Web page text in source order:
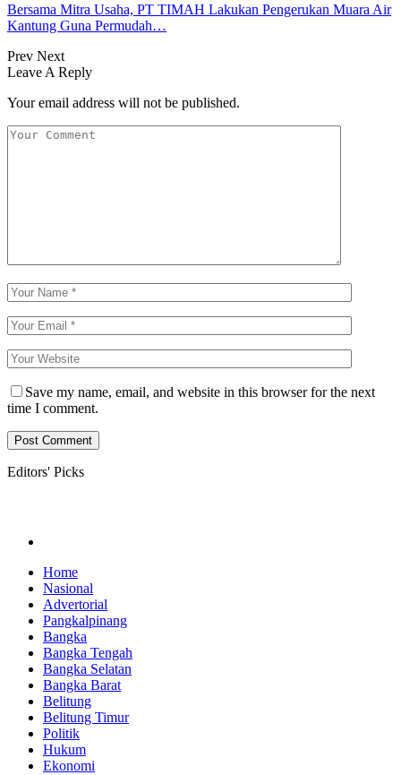
Bersama Mitra Usaha, PT TIMAH Lakukan Pengerukan Muara Air
Kantung Guna Permudah…
Prev Next
Leave A Reply
Your email address will not be published.
Save my name, email, and website in this browser for the next
time I comment.
Editors' Picks
Home
Nasional
Advertorial
Pangkalpinang
Bangka
Bangka Tengah
Bangka Selatan
Bangka Barat
Belitung
Belitung Timur
Politik
Hukum
Ekonomi